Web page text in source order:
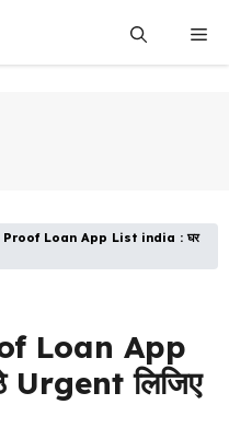
Loan App List india : घर
Loan App
लिजिए